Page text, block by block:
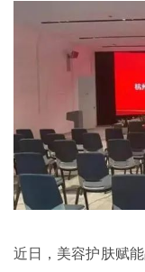
近日，美容护肤赋